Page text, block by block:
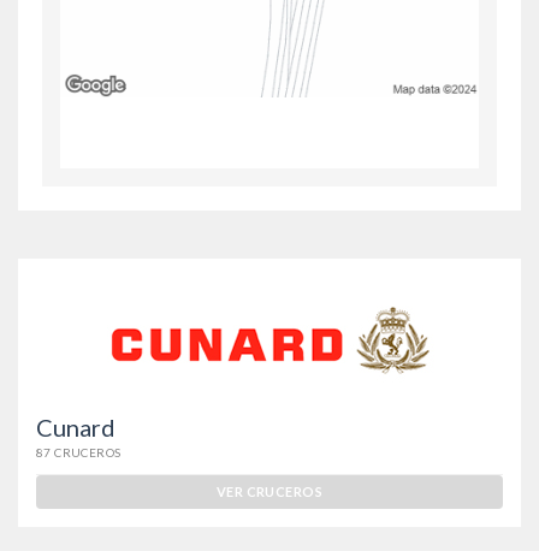
Cunard
87 CRUCEROS
VER CRUCEROS